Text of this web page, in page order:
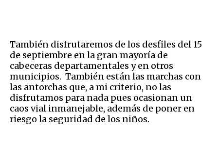
También disfrutaremos de los desfiles del 15
de septiembre en la gran mayoría de
cabeceras departamentales y en otros
municipios. También están las marchas con
las antorchas que, a mi criterio, no las
disfrutamos para nada pues ocasionan un
caos vial inmanejable, además de poner en
riesgo la seguridad de los niños.